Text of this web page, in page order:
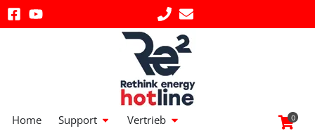
Zum
Inhalt
Home Support Öffne Support
Vertrieb Öffne Vertrieb 0